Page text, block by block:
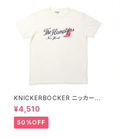
KNICKERBOCKER ニッカーボ
ッカー MILK ハンプトン Tシャ
ツ
¥4,510
50%OFF